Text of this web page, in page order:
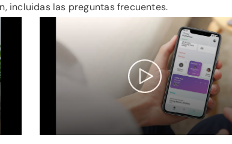
incluidas las preguntas frecuentes.